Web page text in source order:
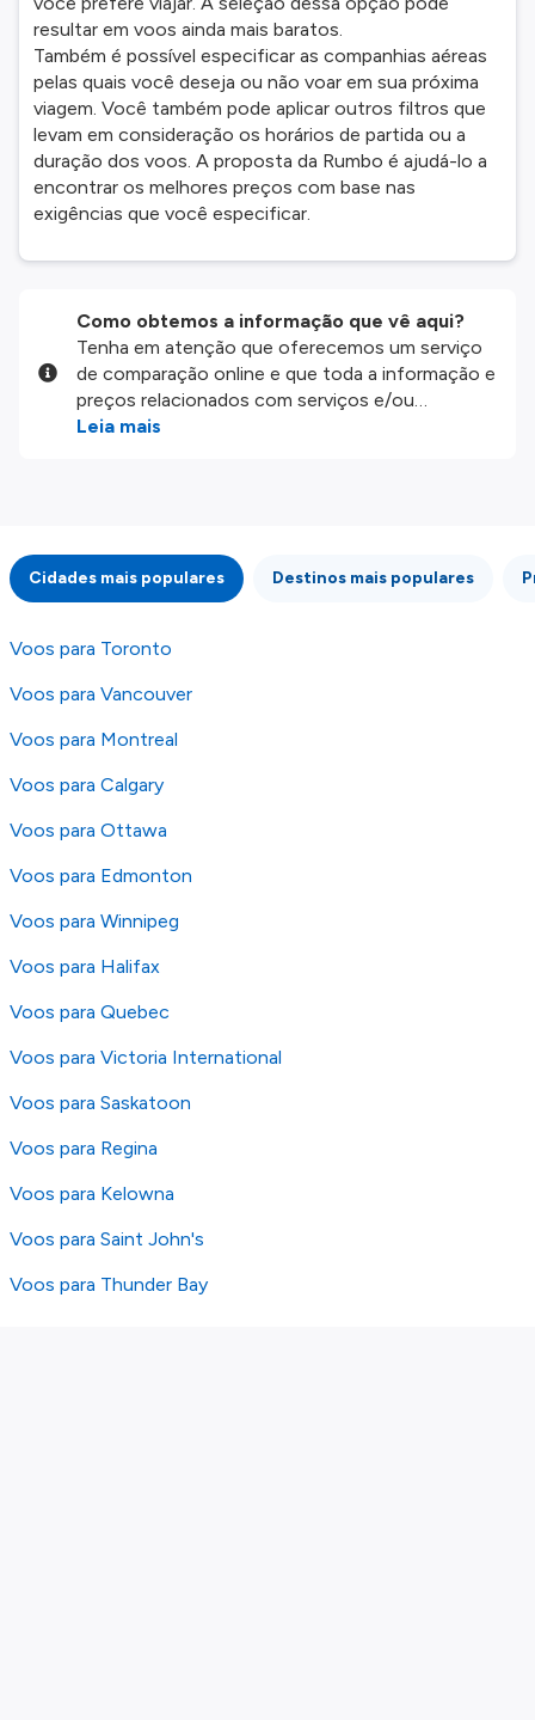
resultar em voos ainda mais baratos.
Também é possível especificar as companhias aéreas
pelas quais você deseja ou não voar em sua próxima
viagem. Você também pode aplicar outros filtros que
levam em consideração os horários de partida ou a
duração dos voos. A proposta da Rumbo é ajudá-lo a
encontrar os melhores preços com base nas
exigências que você especificar.
Como obtemos a informação que vê aqui?
Tenha em atenção que oferecemos um serviço
de comparação online e que toda a informação e
preços relacionados com serviços e/ou
produtos disponíveis no nosso website são
integridade ou pela precisão da informação
publicada, por isso verifique com atenção todas
as condições no website do parceiro antes de
fazer uma reserva. Para mais detalhes verifique
os nossos
Leia mais
Cidades mais populares Destinos mais populares
Voos para Toronto
Voos para Vancouver
Voos para Montreal
Voos para Calgary
Voos para Ottawa
Voos para Edmonton
Voos para Winnipeg
Voos para Halifax
Voos para Quebec
Voos para Victoria International
Voos para Saskatoon
Voos para Regina
Voos para Kelowna
Voos para Saint John's
Voos para Thunder Bay